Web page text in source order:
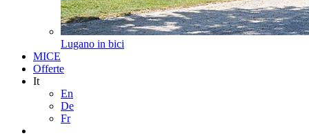
Lugano in bici
MICE
Offerte
It
En
De
Fr